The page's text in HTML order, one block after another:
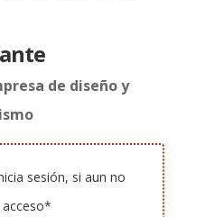
de diseño y
sesión, si aun no